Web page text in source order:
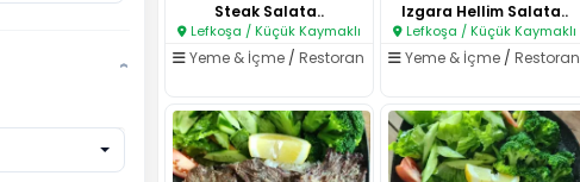
›
Steak Salata..
Lefkoşa / Küçük Kaymaklı
Yeme & İçme /Restoran
Izgara Hellim Salata..
Lefkoşa / Küçük Kaymaklı
Yeme & İçme /Restoran